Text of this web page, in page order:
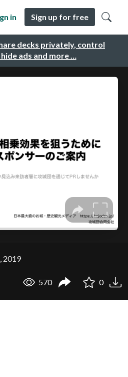
decks privately, control
ads and more …
in Sign up for free
2019
570 0